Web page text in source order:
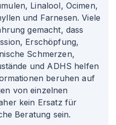
Linalool, Ocimen,
und Farnesen. Viele
gemacht, dass
Erschöpfung,
Schmerzen,
und ADHS helfen
beruhen auf
von einzelnen
kein Ersatz für
Beratung sein.